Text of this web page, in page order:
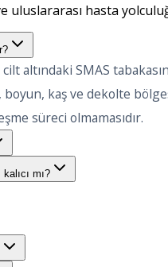
uluslararası hasta
altındaki SMAS
kaş ve dekolte
süreci olmamasıdır.
mı?